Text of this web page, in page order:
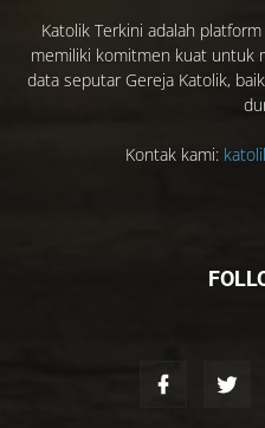
Katolik Terkini adalah
memiliki komitmen kuat untuk
data seputar Gereja Katolik,
Kontak kami: